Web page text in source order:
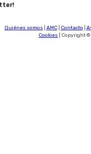
Quiénes somos AMC| Contacto
Cookies | Copyright